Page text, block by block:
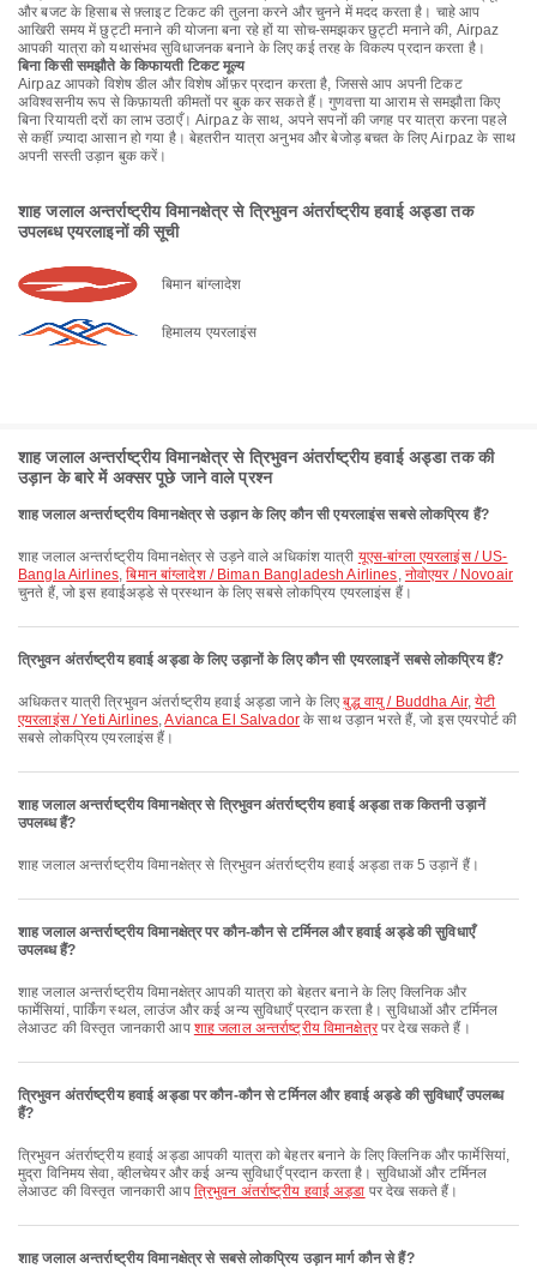
और बजट के हिसाब से फ़्लाइट टिकट की तुलना करने और चुनने में मदद करता है। चाहे आप
आखिरी समय में छुट्टी मनाने की योजना बना रहे हों या सोच-समझकर छुट्टी मनाने की, Airpaz
आपकी यात्रा को यथासंभव सुविधाजनक बनाने के लिए कई तरह के विकल्प प्रदान करता है।
बिना किसी समझौते के किफायती टिकट मूल्य
Airpaz आपको विशेष डील और विशेष ऑफ़र प्रदान करता है, जिससे आप अपनी टिकट
अविश्वसनीय रूप से किफ़ायती कीमतों पर बुक कर सकते हैं। गुणवत्ता या आराम से समझौता किए
बिना रियायती दरों का लाभ उठाएँ। Airpaz के साथ, अपने सपनों की जगह पर यात्रा करना पहले
से कहीं ज़्यादा आसान हो गया है। बेहतरीन यात्रा अनुभव और बेजोड़ बचत के लिए Airpaz के साथ
अपनी सस्ती उड़ान बुक करें।
शाह जलाल अन्तर्राष्ट्रीय विमानक्षेत्र से त्रिभुवन अंतर्राष्ट्रीय हवाई अड्डा तक
उपलब्ध एयरलाइनों की सूची
बिमान बांग्लादेश
हिमालय एयरलाइंस
शाह जलाल अन्तर्राष्ट्रीय विमानक्षेत्र से त्रिभुवन अंतर्राष्ट्रीय हवाई अड्डा तक की
उड़ान के बारे में अक्सर पूछे जाने वाले प्रश्न
शाह जलाल अन्तर्राष्ट्रीय विमानक्षेत्र से उड़ान के लिए कौन सी एयरलाइंस सबसे लोकप्रिय हैं?
शाह जलाल अन्तर्राष्ट्रीय विमानक्षेत्र से उड़ने वाले अधिकांश यात्री यूएस-बांग्ला एयरलाइंस / US-
Bangla Airlines,बिमान बांग्लादेश / Biman Bangladesh Airlines, नोवोएयर / Novoair
चुनते हैं, जो इस हवाईअड्डे से प्रस्थान के लिए सबसे लोकप्रिय एयरलाइंस हैं।
त्रिभुवन अंतर्राष्ट्रीय हवाई अड्डा के लिए उड़ानों के लिए कौन सी एयरलाइनें सबसे लोकप्रिय हैं?
अधिकतर यात्री त्रिभुवन अंतर्राष्ट्रीय हवाई अड्डा जाने के लिएबुद्ध वायु / Buddha Air,येटी
एयरलाइंस / Yeti Airlines,Avianca El Salvador के साथ उड़ान भरते हैं, जो इस एयरपोर्ट की
सबसे लोकप्रिय एयरलाइंस हैं।
शाह जलाल अन्तर्राष्ट्रीय विमानक्षेत्र से त्रिभुवन अंतर्राष्ट्रीय हवाई अड्डा तक कितनी उड़ानें
उपलब्ध हैं?
शाह जलाल अन्तर्राष्ट्रीय विमानक्षेत्र से त्रिभुवन अंतर्राष्ट्रीय हवाई अड्डा तक 5 उड़ानें हैं।
शाह जलाल अन्तर्राष्ट्रीय विमानक्षेत्र पर कौन-कौन से टर्मिनल और हवाई अड्डे की सुविधाएँ
उपलब्ध हैं?
शाह जलाल अन्तर्राष्ट्रीय विमानक्षेत्र आपकी यात्रा को बेहतर बनाने के लिए क्लिनिक और
फार्मेसियां, पार्किंग स्थल, लाउंज और कई अन्य सुविधाएँ प्रदान करता है। सुविधाओं और टर्मिनल
लेआउट की विस्तृत जानकारी आप शाह जलाल अन्तर्राष्ट्रीय विमानक्षेत्रपर देख सकते हैं।
त्रिभुवन अंतर्राष्ट्रीय हवाई अड्डा पर कौन-कौन से टर्मिनल और हवाई अड्डे की सुविधाएँ उपलब्ध
हैं?
त्रिभुवन अंतर्राष्ट्रीय हवाई अड्डा आपकी यात्रा को बेहतर बनाने के लिए क्लिनिक और फार्मेसियां,
मुद्रा विनिमय सेवा, व्हीलचेयर और कई अन्य सुविधाएँ प्रदान करता है। सुविधाओं और टर्मिनल
लेआउट की विस्तृत जानकारी आप त्रिभुवन अंतर्राष्ट्रीय हवाई अड्डा पर देख सकते हैं।
शाह जलाल अन्तर्राष्ट्रीय विमानक्षेत्र से सबसे लोकप्रिय उड़ान मार्ग कौन से हैं?